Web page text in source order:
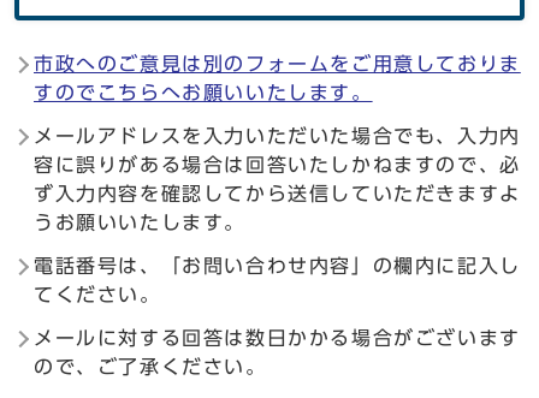
市政へのご意見は別のフォームをご用意しておりま
すのでこちらへお願いいたします。
メールアドレスを入力いただいた場合でも、入力内
容に誤りがある場合は回答いたしかねますので、必
ず入力内容を確認してから送信していただきますよ
うお願いいたします。
電話番号は、「お問い合わせ内容」の欄内に記入し
てください。
メールに対する回答は数日かかる場合がございます
ので、ご了承ください。